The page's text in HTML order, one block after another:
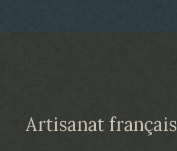
Artisanat français